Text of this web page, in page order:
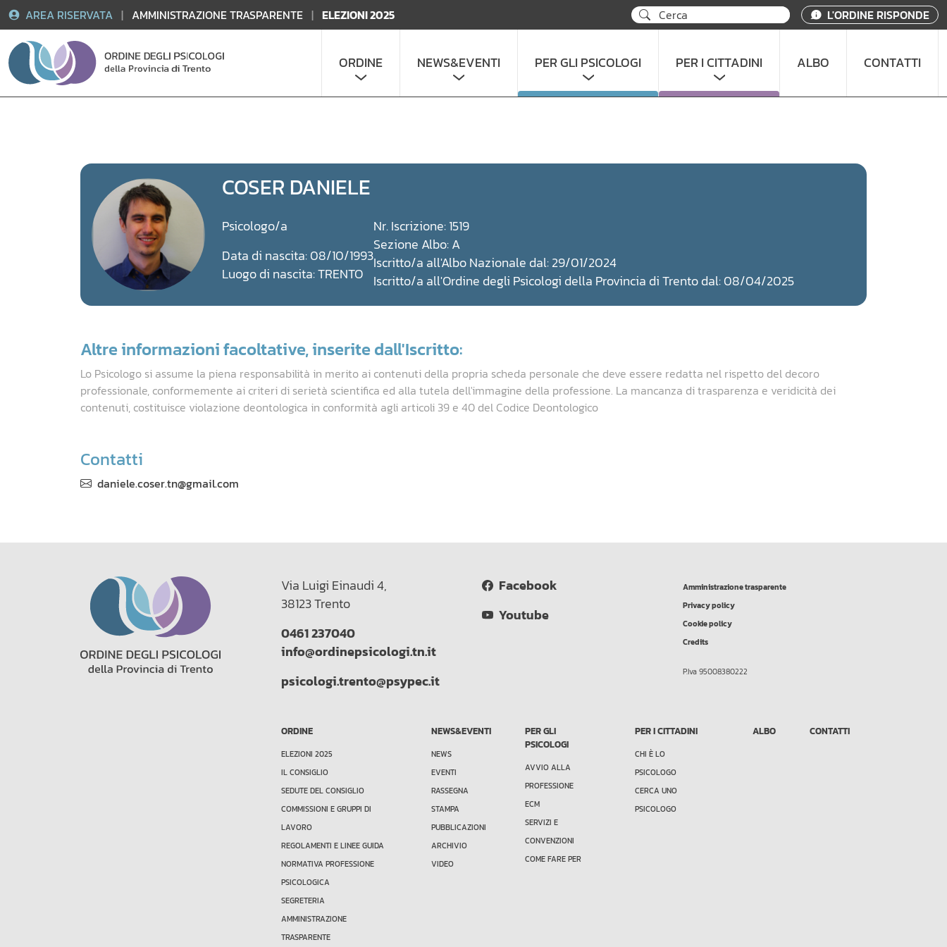
contenuto
AREA RISERVATA | AMMINISTRAZIONE TRASPARENTE | ELEZIONI 2025 L'ORDINE RISPONDE
ORDINE NEWS&EVENTI PER GLI PSICOLOGI PER I CITTADINI ALBO CONTATTI
COSER DANIELE
Psicologo/a
Data di nascita: 08/10/1993
Luogo di nascita: TRENTO
Nr. Iscrizione: 1519
Sezione Albo: A
Iscritto/a all'Albo Nazionale dal: 29/01/2024
Iscritto/a all'Ordine degli Psicologi della Provincia di Trento dal: 08/04/2025
Altre informazioni facoltative, inserite dall'Iscritto:
Lo Psicologo si assume la piena responsabilità in merito ai contenuti della propria scheda personale che deve essere redatta nel rispetto del decoro
professionale, conformemente ai criteri di serietà scientifica ed alla tutela dell'immagine della professione. La mancanza di trasparenza e veridicità dei
contenuti, costituisce violazione deontologica in conformità agli articoli 39 e 40 del Codice Deontologico
Contatti
daniele.coser.tn@gmail.com
Via Luigi Einaudi 4,
38123 Trento
0461 237040
info@ordinepsicologi.tn.it
psicologi.trento@psypec.it
Facebook
Youtube
Amministrazione trasparente
Privacy policy
Cookie policy
Credits
P.Iva 95008380222
ORDINE
ELEZIONI 2025
IL CONSIGLIO
SEDUTE DEL CONSIGLIO
COMMISSIONI E GRUPPI DI
LAVORO
REGOLAMENTI E LINEE GUIDA
NORMATIVA PROFESSIONE
PSICOLOGICA
SEGRETERIA
AMMINISTRAZIONE
TRASPARENTE
NEWS&EVENTI
NEWS
EVENTI
RASSEGNA
STAMPA
PUBBLICAZIONI
ARCHIVIO
VIDEO
PER GLI
PSICOLOGI
AVVIO ALLA
PROFESSIONE
ECM
SERVIZI E
CONVENZIONI
COME FARE PER
PER I CITTADINI
CHI È LO
PSICOLOGO
CERCA UNO
PSICOLOGO
ALBO CONTATTI